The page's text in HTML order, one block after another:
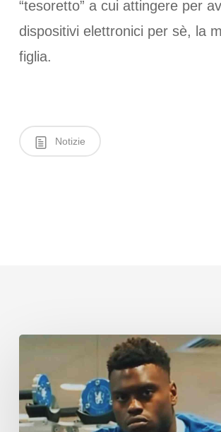
“tesoretto” a cui attingere per
dispositivi elettronici per sè, la
figlia.
Notizie